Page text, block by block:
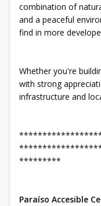
combination of
and a peaceful
find in more
Whether you're
with strong
infrastructure and
*********
Paraíso Accesible